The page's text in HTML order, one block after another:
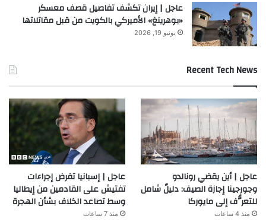
عاجل | إيران تكشف تفاصيل قصف معسكر
«بوهرينغ» الأميركي بالكويت من قبل مقاتلاتها
يونيو 19, 2026
Recent Tech News
عاجل | أين يقضي رونالدو
وجورجينا إجازة الصيف: دليلٌ شامل
للتعرُّف إلى مايوركا
منذ 4 ساعات
عاجل | إسبانيا تفرض إجراءات
تفتيش على القادمين من إيطاليا
وسط تصاعد الخلاف بشأن الهجرة
منذ 7 ساعات